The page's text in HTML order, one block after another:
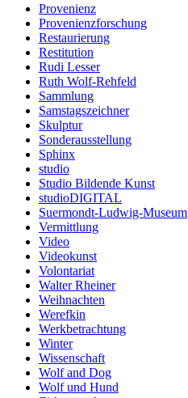
Provenienz
Provenienzforschung
Restaurierung
Restitution
Rudi Lesser
Ruth Wolf-Rehfeld
Sammlung
Samstagszeichner
Skulptur
Sonderausstellung
Sphinx
studio
Studio Bildende Kunst
studioDIGITAL
Suermondt-Ludwig-Museum
Vermittlung
Video
Videokunst
Volontariat
Walter Rheiner
Weihnachten
Werefkin
Werkbetrachtung
Winter
Wissenschaft
Wolf and Dog
Wolf und Hund